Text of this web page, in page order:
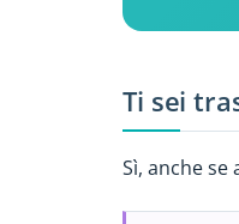
Ti sei
Sì, anche